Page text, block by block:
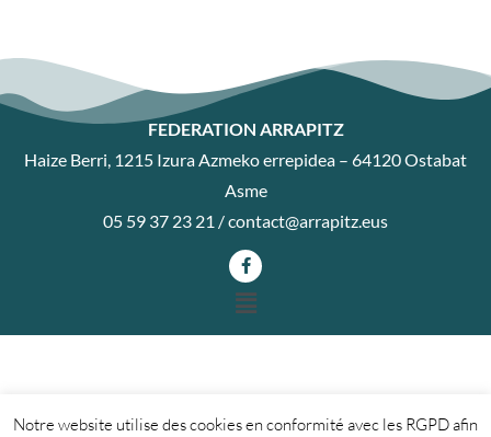
FEDERATION ARRAPITZ
Haize Berri, 1215 Izura Azmeko errepidea – 64120 Ostabat
Asme
05 59 37 23 21 /contact@arrapitz.eus
Notre website utilise des cookies en conformité avec les RGPD afin